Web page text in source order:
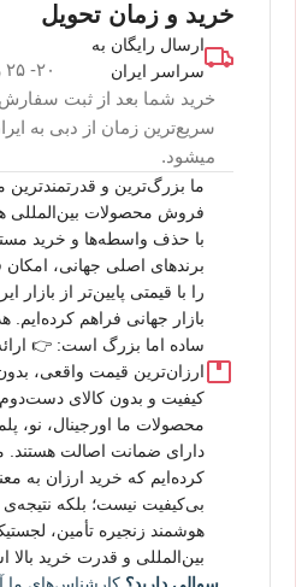
خرید و زمان تحویل
ارسال رایگان به
سراسر ایران
۲۰- ۲۵ روز کاری
خرید شما بعد از ثبت سفارش
سریع‌ترین زمان از دبی به
میشود.
ما بزرگ‌ترین و قدرتمندترین
فروش محصولات بین‌المللی
با حذف واسطه‌ها و خرید
برندهای اصلی جهانی،
را با قیمتی پایین‌تر از بازار
بازار جهانی فراهم کرده‌ایم.
ساده اما بزرگ است: 👉
ارزان‌ترین قیمت واقعی،
کیفیت و بدون کالای دست‌دوم
محصولات ما اورجینال، نو،
دارای ضمانت اصالت هستند.
کرده‌ایم که خرید ارزان به
بی‌کیفیت نیست؛ بلکه
هوشمند زنجیره تأمین،
بین‌المللی و قدرت خرید بالا